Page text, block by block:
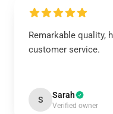
Remarkable quality,
customer service.
S Sarah
Verified owner